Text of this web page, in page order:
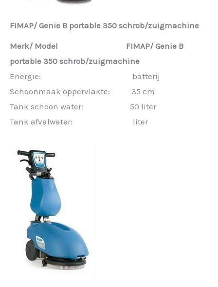
FIMAP/ Genie B portable 350 schrob/zuigmachine
Merk/ Model FIMAP/ Genie B
portable 350 schrob/zuigmachine
Energie: batterij
Schoonmaak oppervlakte: 35 cm
Tank schoon water: 50 liter
Tank afvalwater: liter